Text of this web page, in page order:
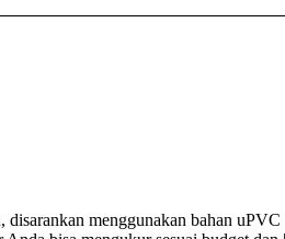
menggunakan bahan